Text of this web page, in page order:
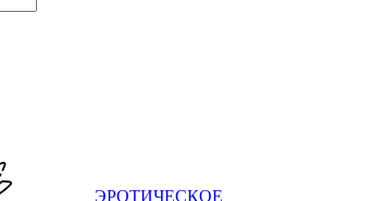
ЭРОТИЧЕСКОЕ